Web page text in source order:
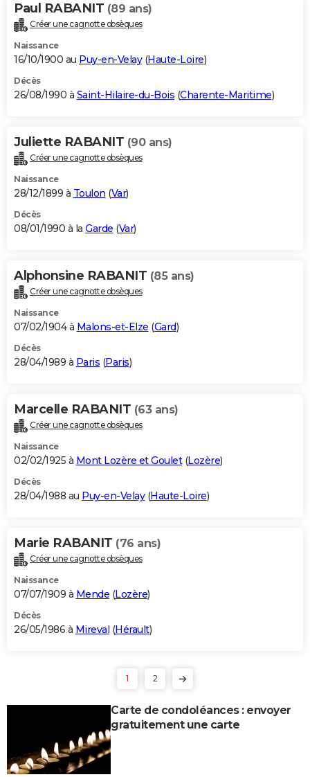
Paul RABANIT (89 ans)
Créer une cagnotte obsèques
Naissance
16/10/1900 au Puy-en-Velay(Haute-Loire)
Décès
26/08/1990 à Saint-Hilaire-du-Bois (Charente-Maritime)
Juliette RABANIT (90 ans)
Créer une cagnotte obsèques
Naissance
28/12/1899 à Toulon (Var)
Décès
08/01/1990 à la Garde (Var)
Alphonsine RABANIT (85 ans)
Créer une cagnotte obsèques
Naissance
07/02/1904 à Malons-et-Elze (Gard)
Décès
28/04/1989 à Paris (Paris)
Marcelle RABANIT (63 ans)
Créer une cagnotte obsèques
Naissance
02/02/1925 à Mont Lozère et Goulet(Lozère)
Décès
28/04/1988 au Puy-en-Velay(Haute-Loire)
Marie RABANIT (76 ans)
Créer une cagnotte obsèques
Naissance
07/07/1909 à Mende (Lozère)
Décès
26/05/1986 à Mireval (Hérault)
1 2
Carte de condoléances : envoyer
gratuitement une carte